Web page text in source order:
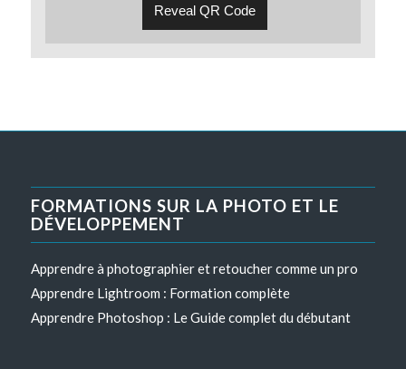
Reveal QR Code
FORMATIONS SUR LA PHOTO ET LE
DÉVELOPPEMENT
Apprendre à photographier et retoucher comme un pro
Apprendre Lightroom : Formation complète
Apprendre Photoshop : Le Guide complet du débutant